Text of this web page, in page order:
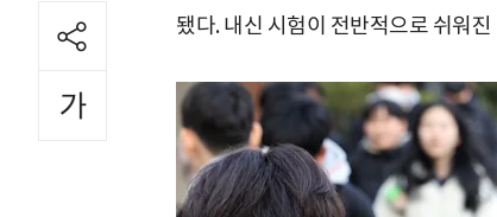
됐다. 내신 시험이 전반적으로 쉬워